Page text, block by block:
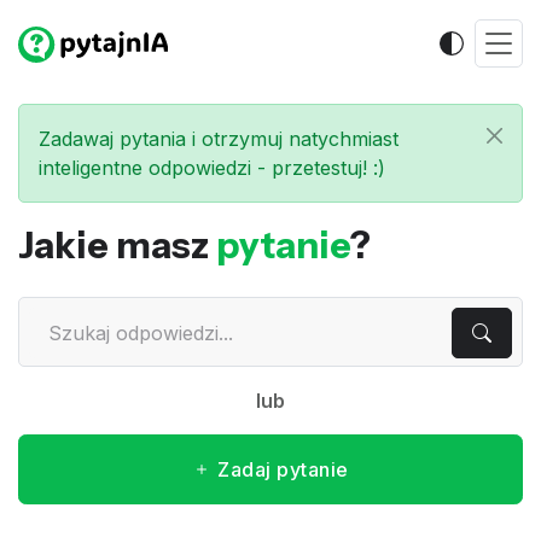
Zadawaj pytania i otrzymuj natychmiast
inteligentne odpowiedzi - przetestuj! :)
Jakie masz pytanie?
lub
Zadaj pytanie